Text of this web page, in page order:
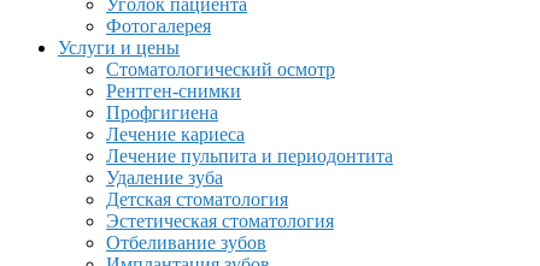
Фотогалерея
Услуги и цены
Стоматологический осмотр
Рентген-снимки
Профгигиена
Лечение кариеса
Лечение пульпита и периодонтита
Удаление зуба
Детская стоматология
Эстетическая стоматология
Отбеливание зубов